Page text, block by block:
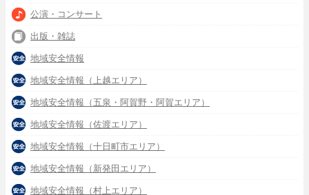
公演・コンサート
出版・雑誌
地域安全情報
地域安全情報（上越エリア）
地域安全情報（五泉・阿賀野・阿賀エリア）
地域安全情報（佐渡エリア）
地域安全情報（十日町市エリア）
地域安全情報（新発田エリア）
地域安全情報（村上エリア）